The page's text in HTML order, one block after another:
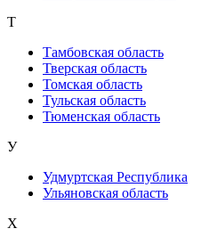
Т
Тамбовская область
Тверская область
Томская область
Тульская область
Тюменская область
У
Удмуртская Республика
Ульяновская область
Х